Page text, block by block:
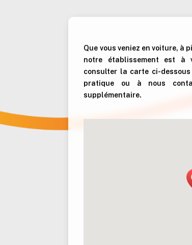
Que vous veniez en voiture, à
notre établissement est à
consulter la carte ci-
pratique ou à nous
supplémentaire.